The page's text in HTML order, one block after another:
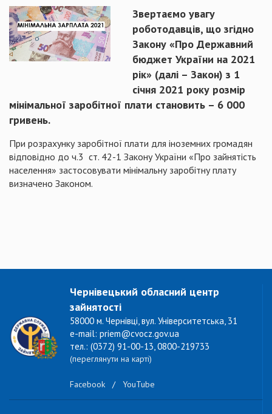
Звертаємо увагу
роботодавців, що згідно
Закону«Про Державний
бюджет України на 2021
рік» (далі – Закон) з 1
січня 2021 року розмір
мінімальної заробітної плати становить – 6 000
гривень.
При розрахунку заробітної плати для іноземних громадян
відповідно до ч.3 ст. 42-1 Закону України «Про зайнятість
населення» застосовувати мінімальну заробітну плату
визначено Законом.
Чернівецький обласний центр
зайнятості
58000 м. Чернівці, вул. Університетська, 31
e-mail: priem@cvocz.gov.ua
тел.: (0372) 91-00-13, 0800-219733
(переглянути на карті)
Facebook / YouTube